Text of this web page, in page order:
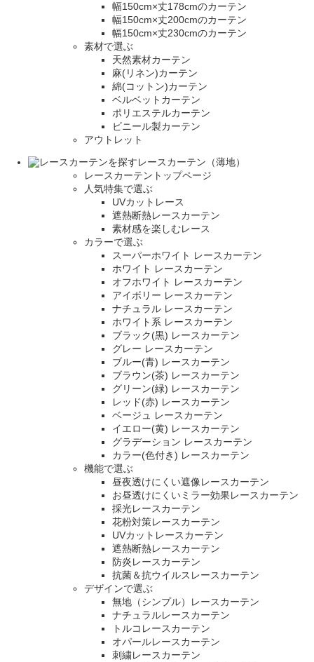
幅150cm×丈178cmのカーテン
幅150cm×丈200cmのカーテン
幅150cm×丈230cmのカーテン
素材で選ぶ
天然素材カーテン
麻(リネン)カーテン
綿(コットン)カーテン
ベルベットカーテン
ポリエステルカーテン
ビニール製カーテン
アウトレット
レースカーテン（薄地）
レースカーテントップページ
人気特集で選ぶ
UVカットレース
遮熱断熱レースカーテン
素材感を楽しむレース
カラーで選ぶ
スーパーホワイト レースカーテン
ホワイト レースカーテン
オフホワイト レースカーテン
アイボリー レースカーテン
ナチュラル レースカーテン
ホワイト系 レースカーテン
ブラック(黒) レースカーテン
グレー レースカーテン
ブルー(青) レースカーテン
ブラウン(茶) レースカーテン
グリーン(緑) レースカーテン
レッド(赤) レースカーテン
ベージュ レースカーテン
イエロー(黄) レースカーテン
グラデーション レースカーテン
カラー(色付き) レースカーテン
機能で選ぶ
昼夜透けにくい遮像レースカーテン
お昼透けにくいミラー効果レースカーテン
採光レースカーテン
花粉対策レースカーテン
UVカットレースカーテン
遮熱断熱レースカーテン
防炎レースカーテン
抗菌＆抗ウイルスレースカーテン
デザインで選ぶ
無地（シンプル）レースカーテン
ナチュラルレースカーテン
トルコレースカーテン
オパールレースカーテン
刺繍レースカーテン